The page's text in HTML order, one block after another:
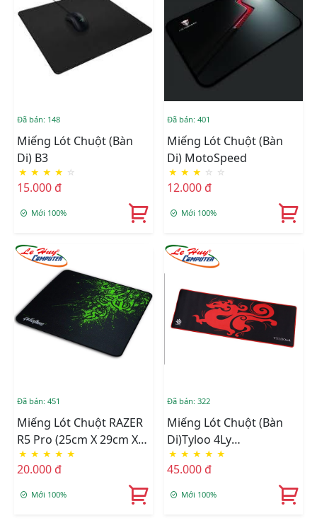
Đã bán: 148
Miếng Lót Chuột (Bàn
Di) B3
★ ★ ★ ★ ☆
15.000 đ
Mới 100%
Đã bán: 401
Miếng Lót Chuột (bàn
Di) MotoSpeed
★ ★ ★ ☆ ☆
12.000 đ
Mới 100%
Đã bán: 451
Miếng Lót Chuột RAZER
R5 Pro (25cm X 29cm X
4mm)
★ ★ ★ ★ ★
20.000 đ
Mới 100%
Đã bán: 322
Miếng Lót Chuột (Bàn
Di)Tyloo 4Ly
70CM(700X300) Cực Đại
★ ★ ★ ★ ★
45.000 đ
Mới 100%